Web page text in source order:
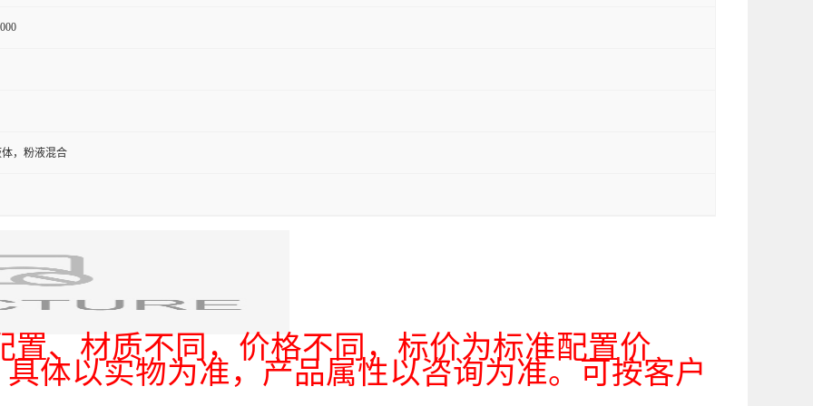
，粉液混合
置、材质不同，价格不同，标价为标准配置价
体以实物为准，产品属性以咨询为准。可按客户